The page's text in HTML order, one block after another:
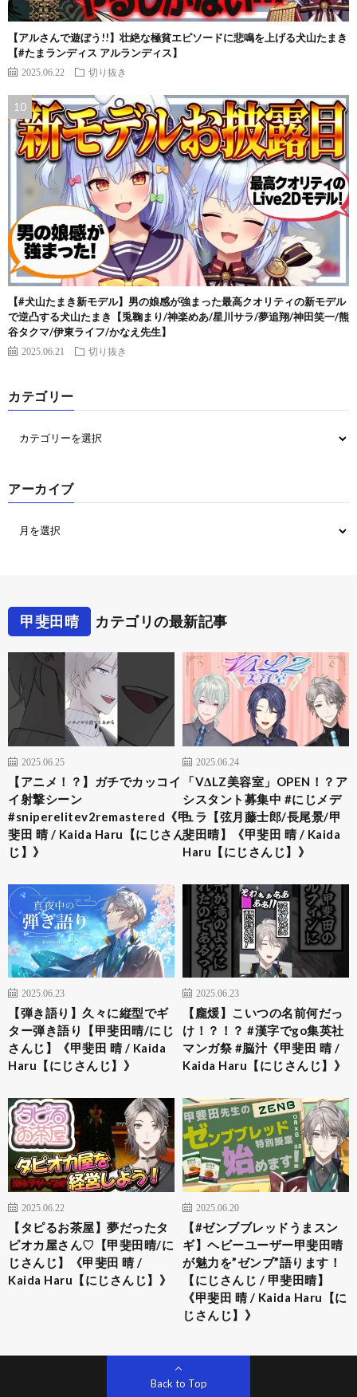
【アルさんで遊ぼう!!】壮絶な極貧エピソードに悲鳴を上げる犬山たまき
【#たまランディス アルランディス】
2025.06.22 切り抜き
【#犬山たまき新モデル】男の娘感が強まった最高クオリティの新モデル
で逆凸する犬山たまき【兎鞠まり/神楽めあ/星川サラ/夢追翔/神田笑一/熊
谷タクマ/伊東ライフ/かなえ先生】
2025.06.21 切り抜き
カテゴリー
アーカイブ
甲斐田晴 カテゴリの最新記事
2025.06.25
【アニメ！？】ガチでカッコイ
イ射撃シーン
#sniperelitev2remastered《甲
斐田 晴 / Kaida Haru【にじさん
じ】》
2025.06.24
「VΔLZ美容室」OPEN！？ア
シスタント募集中 #にじメデ
ュラ【弦月藤士郎/長尾景/甲
斐田晴】《甲斐田 晴 / Kaida
Haru【にじさんじ】》
2025.06.23
【弾き語り】久々に縦型でギ
ター弾き語り【甲斐田晴/にじ
さんじ】《甲斐田 晴 / Kaida
Haru【にじさんじ】》
2025.06.23
【龐煖】こいつの名前何だっ
け！？！？ #漢字でgo集英社
マンガ祭 #脳汁《甲斐田 晴 /
Kaida Haru【にじさんじ】》
2025.06.22
【タピるお茶屋】夢だったタ
ピオカ屋さん♡【甲斐田晴/に
じさんじ】《甲斐田 晴 /
Kaida Haru【にじさんじ】》
2025.06.20
【#ゼンブブレッドうまスン
ギ】ヘビーユーザー甲斐田晴
が魅力を”ゼンブ”語ります！
【にじさんじ / 甲斐田晴】
《甲斐田 晴 / Kaida Haru【に
じさんじ】》
Back to Top